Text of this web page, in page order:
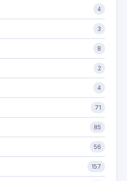
4
3
8
2
4
71
85
56
157